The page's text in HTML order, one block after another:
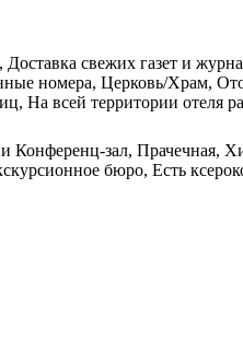
свежих газет и
номера, Церковь/Храм,
На всей территории отеля
Конференц-зал, Прачечная,
бюро, Есть